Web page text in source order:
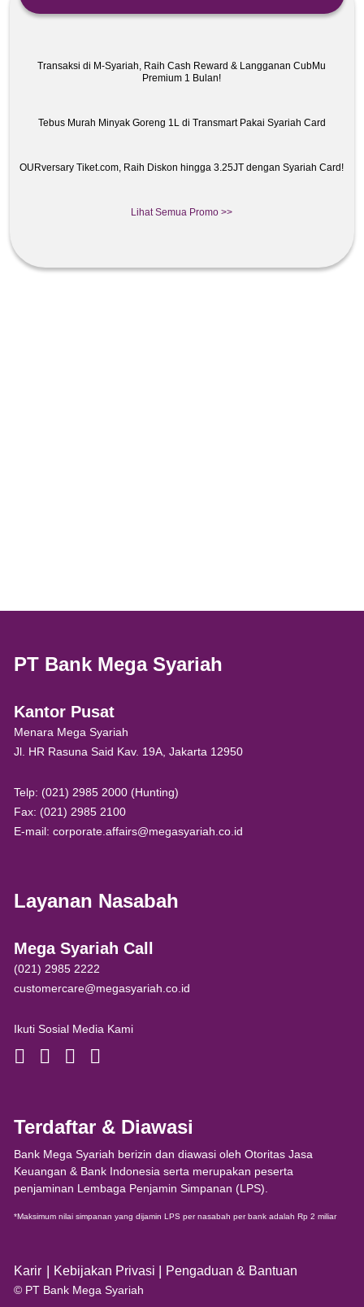
Transaksi di M-Syariah, Raih Cash Reward & Langganan CubMu
Premium 1 Bulan!
Tebus Murah Minyak Goreng 1L di Transmart Pakai Syariah Card
OURversary Tiket.com, Raih Diskon hingga 3.25JT dengan Syariah Card!
Lihat Semua Promo >>
PT Bank Mega Syariah
Kantor Pusat
Menara Mega Syariah
Jl. HR Rasuna Said Kav. 19A, Jakarta 12950
Telp: (021) 2985 2000 (Hunting)
Fax: (021) 2985 2100
E-mail: corporate.affairs@megasyariah.co.id
Layanan Nasabah
Mega Syariah Call
(021) 2985 2222
customercare@megasyariah.co.id
Ikuti Sosial Media Kami
Terdaftar & Diawasi
Bank Mega Syariah berizin dan diawasi oleh Otoritas Jasa
Keuangan & Bank Indonesia serta merupakan peserta
penjaminan Lembaga Penjamin Simpanan (LPS).
*Maksimum nilai simpanan yang dijamin LPS per nasabah per bank adalah Rp 2 miliar
Karir Kebijakan Privasi Pengaduan & Bantuan
© PT Bank Mega Syariah